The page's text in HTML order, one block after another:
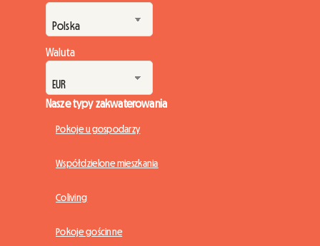
Waluta
Nasze typy zakwaterowania
Pokoje u gospodarzy
Współdzielone mieszkania
Coliving
Pokoje gościnne